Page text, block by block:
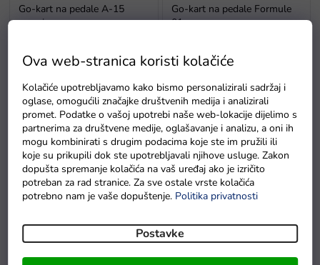
Ova web-stranica koristi kolačiće
Kolačiće upotrebljavamo kako bismo personalizirali sadržaj i
oglase, omogućili značajke društvenih medija i analizirali
promet. Podatke o vašoj upotrebi naše web-lokacije dijelimo s
partnerima za društvene medije, oglašavanje i analizu, a oni ih
mogu kombinirati s drugim podacima koje ste im pružili ili
koje su prikupili dok ste upotrebljavali njihove usluge. Zakon
dopušta spremanje kolačića na vaš uređaj ako je izričito
potreban za rad stranice. Za sve ostale vrste kolačića
potrebno nam je vaše dopuštenje. Politika privatnosti
Postavke
Go-kart na pedale A-15
crveni
6 dana.
Go-kart na pedale Formule
01 crvena
6 dana.
Go-kart na pedale Formule
Na zalihama u roku
Go-kart na pedale Champion
Na zalihi - dostava do